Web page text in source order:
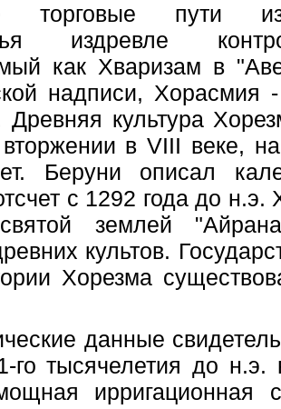
торговые пути из
издревле
как Хваризам в
надписи, Хорасмия
Древняя культура
в VIII веке,
Беруни описал
с 1292 года до н.э.
землей
культов.
Хорезма
данные
го тысячелетия до
ирригационная